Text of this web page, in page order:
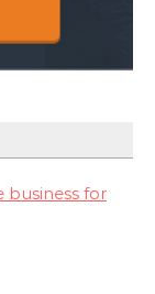
business for